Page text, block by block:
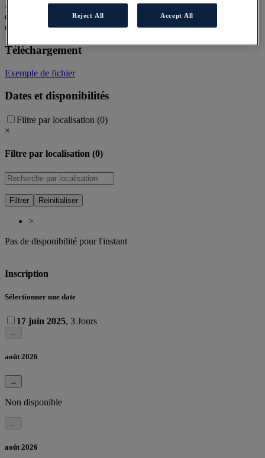
- Maîtriser l’efficacité énergétique dans le domaine du chauffage et
de l’eau chaude sanitaire. - Développez la qualité de la relation
commerciale.
Téléchargement
Exemple de fichier
Dates et disponibilités
Filtre par localisation (0)
×
Filtre par localisation (0)
Filtrer Reinitialiser
>
Pas de disponibilité pour l'instant
Inscription
Sélectionner une date
17 juin 2025, 3 Jours
←
août 2026
→
Non disponible
←
août 2026
Reject All Accept All